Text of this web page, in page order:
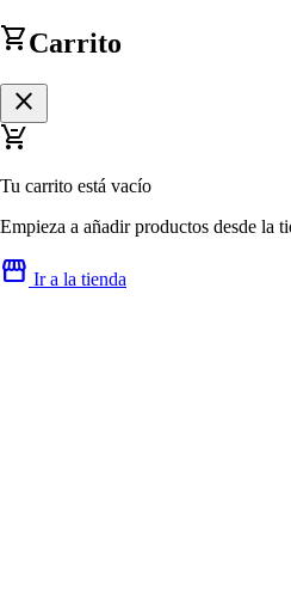
shopping_cartCarrito
close
remove_shopping_cart
Tu carrito está vacío
Empieza a añadir productos desde la
storefront Ir a la tienda